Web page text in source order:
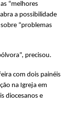
“melhores
a possibilidade
“problemas
precisou.
com dois painéis
na Igreja em
diocesanos e